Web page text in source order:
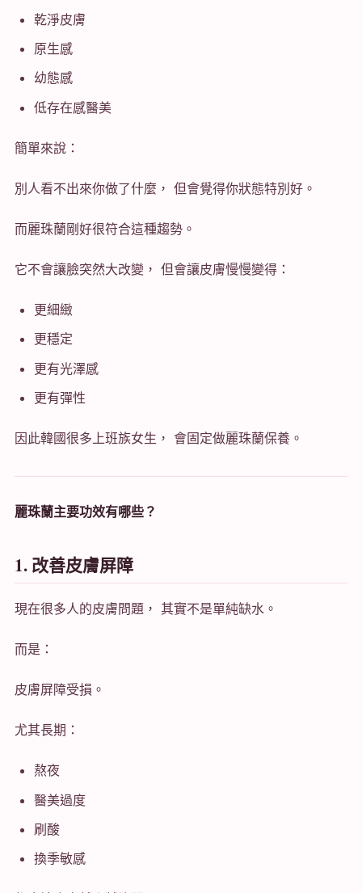
乾淨皮膚
原生感
幼態感
低存在感醫美
簡單來說：
別人看不出來你做了什麼， 但會覺得你狀態特別好。
而麗珠蘭剛好很符合這種趨勢。
它不會讓臉突然大改變， 但會讓皮膚慢慢變得：
更細緻
更穩定
更有光澤感
更有彈性
因此韓國很多上班族女生， 會固定做麗珠蘭保養。
麗珠蘭主要功效有哪些？
1. 改善皮膚屏障
現在很多人的皮膚問題， 其實不是單純缺水。
而是：
皮膚屏障受損。
尤其長期：
熬夜
醫美過度
刷酸
換季敏感